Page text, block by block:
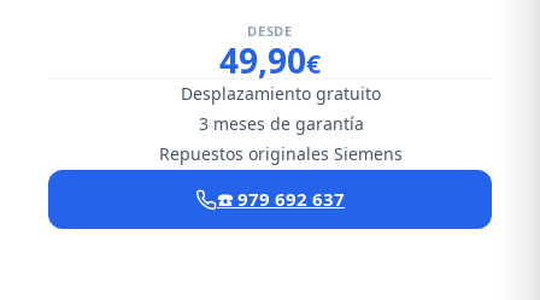
DESDE
49,90€
Desplazamiento gratuito
3 meses de garantía
Repuestos originales Siemens
☎️ 979 692 637